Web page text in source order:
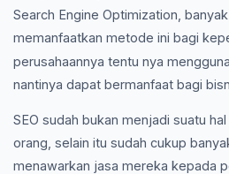
Search Engine Optimization,
memanfaatkan metode ini bagi
perusahaannya tentu nya
nantinya dapat bermanfaat bagi
SEO sudah bukan menjadi suatu
orang, selain itu sudah cukup
menawarkan jasa mereka kepada